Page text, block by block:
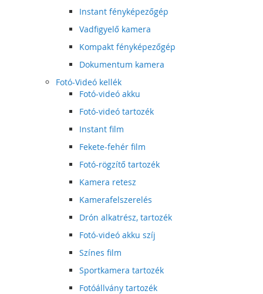
Instant fényképezőgép
Vadfigyelő kamera
Kompakt fényképezőgép
Dokumentum kamera
Fotó-Videó kellék
Fotó-videó akku
Fotó-videó tartozék
Instant film
Fekete-fehér film
Fotó-rögzítő tartozék
Kamera retesz
Kamerafelszerelés
Drón alkatrész, tartozék
Fotó-videó akku szíj
Színes film
Sportkamera tartozék
Fotóállvány tartozék